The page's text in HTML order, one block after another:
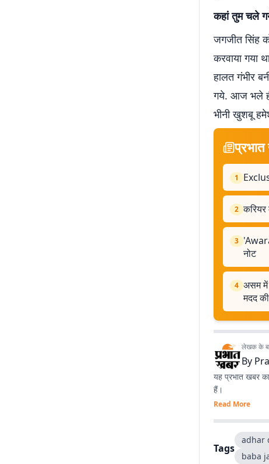
कहां तुम चले
जगजीत सिंह
करवाया गया
हालत गंभीर
गये. आज भले
भीनी खुशबू
प्रभात
1
2
3
नोट
4 असम में
मदद
लेखक के
By
यह प्रभात खबर
हैं।
Read More
Tags
adhar
baba